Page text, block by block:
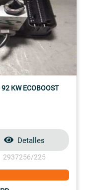
KW ECOBOOST
Detalles
2937256/225